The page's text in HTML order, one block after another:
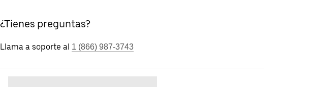
¿Tienes preguntas?
Llama a soporte al 1 (866) 987-3743